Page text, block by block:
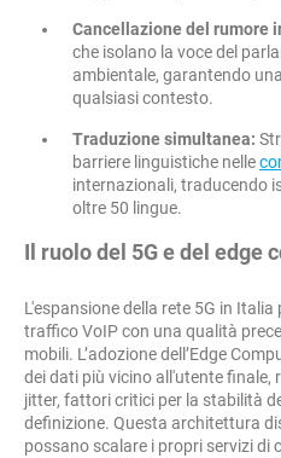
Cancellazione del rumore
che isolano la voce del
ambientale, garantendo
qualsiasi contesto.
Traduzione simultanea:
barriere linguistiche nelle
internazionali, traducendo
oltre 50 lingue.
Il ruolo del 5G e del edge
L'espansione della rete 5G in
traffico VoIP con una qualità
mobili. L’adozione dell’Edge
dei dati più vicino all'utente finale,
jitter, fattori critici per la stabilità
definizione. Questa architettura
possano scalare i propri servizi di